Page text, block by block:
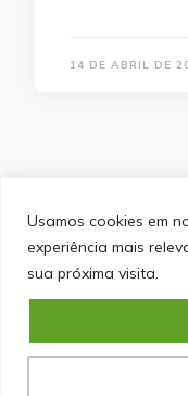
Usamos cookies em
experiência mais
sua próxima visita.
14 DE ABRIL DE
&cópia; Direitos
direitos
Blossom Themes.
SITEMAP